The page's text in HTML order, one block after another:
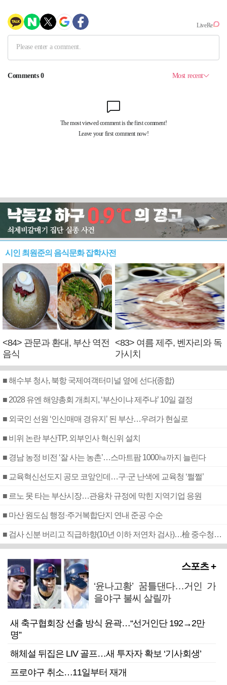
시인 최원준의 음식문화 잡학사전
<84> 관문과 환대, 부산 역전
음식
<83> 여름 제주, 벤자리와 독
가시치
■ 해수부 청사, 북항 국제여객터미널 옆에 선다(종합)
■ 2028 유엔 해양총회 개최지, ‘부산이냐 제주냐’ 10일 결정
■ 외국인 선원 ‘인신매매 경유지’ 된 부산…우려가 현실로
■ 비위 논란 부산TP, 외부인사 혁신위 설치
■ 경남 농정 비전 ‘잘 사는 농촌’…스마트팜 1000㏊까지 늘린다
■ 교육혁신선도지 공모 코앞인데…구·군 난색에 교육청 ‘쩔쩔’
■ 르노 못 타는 부산시장…관용차 규정에 막힌 지역기업 응원
■ 마산 원도심 행정·주거복합단지 연내 준공 수순
■ 검사 신분 버리고 직급하향(10년 이하 저연차 검사)…檢 중수청행 기피
스포츠 +
‘윤나고황’ 꿈틀댄다…거인 가
을야구 불씨 살릴까
새 축구협회장 선출 방식 윤곽…“선거인단 192→2만
명”
해체설 뒤집은 LIV 골프…새 투자자 확보 ‘기사회생’
프로야구 취소…11일부터 재개